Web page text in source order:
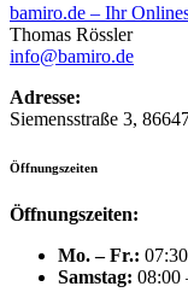
bamiro.de – Ihr
Thomas Rössler
info@bamiro.de
Adresse:
Siemensstraße 3,
Öffnungszeiten
Öffnungszeiten:
Mo. – Fr.:
Samstag: 08:00